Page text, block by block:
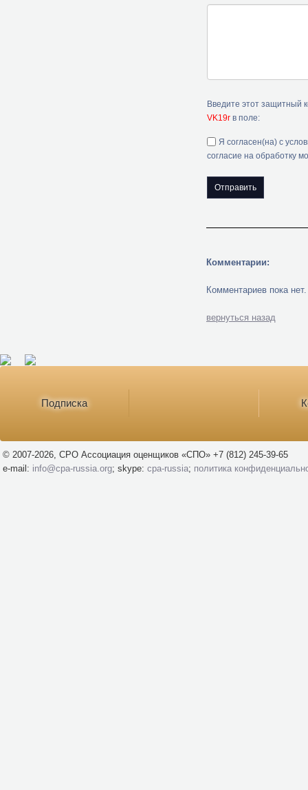
Введите этот защитный
VK19r в поле:
Я согласен(на) с
согласие на обработку
Комментарии:
Комментариев пока нет.
вернуться назад
Подписка
© 2007-2026, СРО Ассоциация оценщиков «СПО» +7 (812) 245-39-65
e-mail: info@cpa-russia.org; skype: cpa-russia; политика